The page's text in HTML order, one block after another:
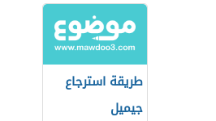
طريقة استرجاع
جيميل